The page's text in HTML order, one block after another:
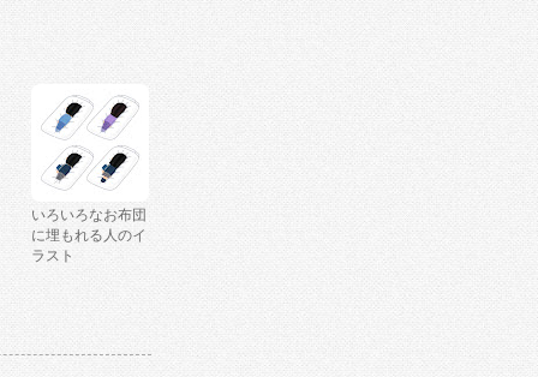
いろいろなお布団
に埋もれる人のイ
ラスト